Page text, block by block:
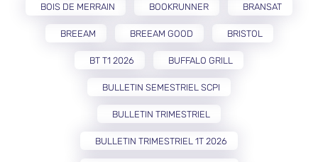
BOIS DE MERRAIN BOOKRUNNER BRANSAT
BREEAM BREEAM GOOD BRISTOL
BT T1 2026 BUFFALO GRILL
BULLETIN SEMESTRIEL SCPI
BULLETIN TRIMESTRIEL
BULLETIN TRIMESTRIEL 1T 2026